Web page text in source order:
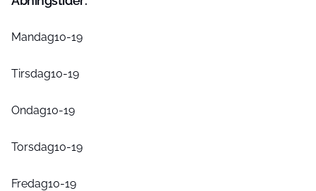
Mandag10-19
Tirsdag10-19
Ondag10-19
Torsdag10-19
Fredag10-19